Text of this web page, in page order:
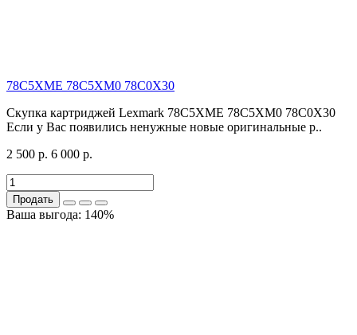
78C5XME 78C5XM0 78C0X30
Скупка картриджей Lexmark 78C5XME 78C5XM0 78C0X30
Если у Вас появились ненужные новые оригинальные р..
2 500 р. 6 000 р.
Продать
Ваша выгода: 140%